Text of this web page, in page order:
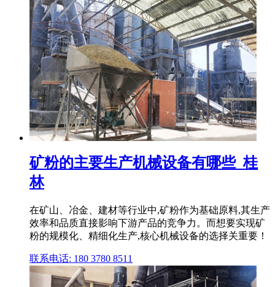
矿粉的主要生产机械设备有哪些_桂
林
在矿山、冶金、建材等行业中,矿粉作为基础原料,其生产
效率和品质直接影响下游产品的竞争力。而想要实现矿
粉的规模化、精细化生产,核心机械设备的选择关重要！
联系电话: 180 3780 8511